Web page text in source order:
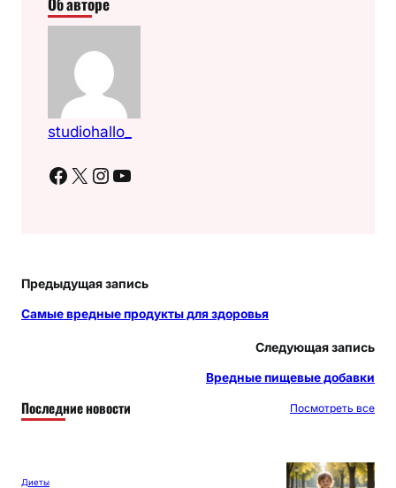
studiohallo_
Facebook X Instagram YouTube
Предыдущая запись
Самые вредные продукты для здоровья
Следующая запись
Вредные пищевые добавки
Последние новости Посмотреть все
Диеты